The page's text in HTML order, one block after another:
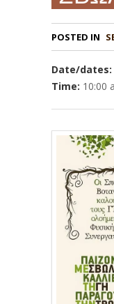
POSTED IN
Date/dates:
Time: 10:00